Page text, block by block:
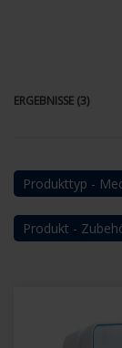
ERGEBNISSE (3)
Produkttyp -
Produkt -